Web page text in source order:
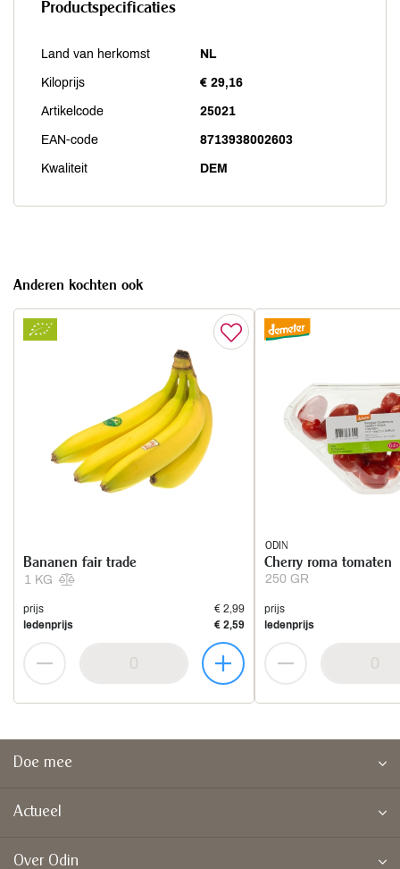
Productspecificaties
Land van herkomst NL
Kiloprijs € 29,16
Artikelcode 25021
EAN-code 8713938002603
Kwaliteit DEM
Anderen kochten ook
1 KG
Bananen fair trade
prijs
€ 2,99
ledenprijs
€ 2,59
ODIN
250 GR
Cherry roma tomaten
prijs
ledenprijs
Doe mee
Actueel
Over Odin